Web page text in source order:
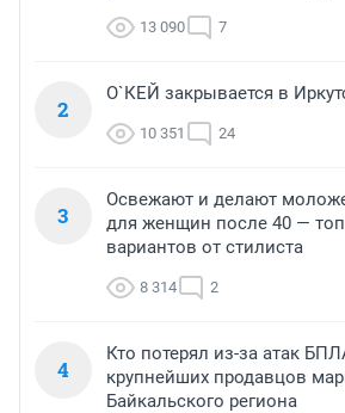
13 090 7
2
О`КЕЙ закрывается в
10 351 24
3
Освежают и делают
для женщин после 40 —
вариантов от стилиста
8 314 2
4
Кто потерял из-за атак
крупнейших продавцов
Байкальского региона